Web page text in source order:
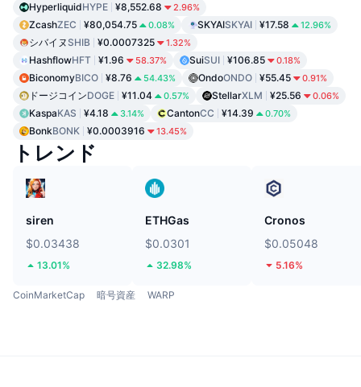
HyperliquidHYPE ¥8,552.68 2.96%
ZcashZEC ¥80,054.75 0.08% SKYAISKYAI ¥17.58 12.96%
シバイヌ SHIB ¥0.0007325 1.32%
HashflowHFT ¥1.96 58.37% SuiSUI ¥106.85 0.18%
BiconomyBICO ¥8.76 54.43% OndoONDO ¥55.45 0.91%
ドージコインDOGE ¥11.04 0.57% StellarXLM ¥25.56 0.06%
KaspaKAS ¥4.18 3.14% CantonCC ¥14.39 0.70%
BonkBONK ¥0.0003916 13.45%
トレンド
siren
$0.03438
13.01%
ETHGas
$0.0301
32.98%
Cronos
$0.05048
5.16%
CoinMarketCap 暗号資産 WARP